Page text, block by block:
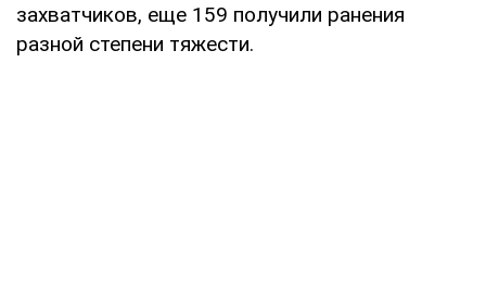
захватчиков, еще 159 получили ранения
разной степени тяжести.